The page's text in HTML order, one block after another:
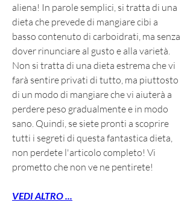
aliena! In parole semplici, si tratta di una
dieta che prevede di mangiare cibi a
basso contenuto di carboidrati, ma senza
dover rinunciare al gusto e alla varietà.
Non si tratta di una dieta estrema che vi
farà sentire privati di tutto, ma piuttosto
di un modo di mangiare che vi aiuterà a
perdere peso gradualmente e in modo
sano. Quindi, se siete pronti a scoprire
tutti i segreti di questa fantastica dieta,
non perdete l'articolo completo! Vi
prometto che non ve ne pentirete!
VEDI ALTRO ...